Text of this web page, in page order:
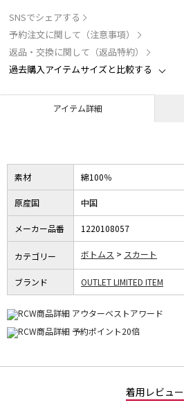
SNSでシェアする
予約注文に関して（注意事項）
返品・交換に関して（返品特約）
過去購入アイテムサイズと比較する
アイテム詳細
素材 綿100％
原産国 中国
メーカー品番 1220108057
カテゴリー ボトムス スカート
ブランド OUTLET LIMITED ITEM
着用レビュー